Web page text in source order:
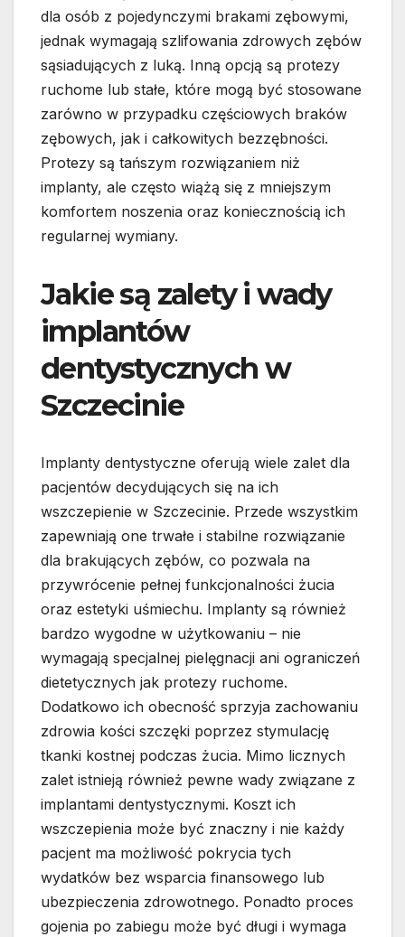
dla osób z pojedynczymi brakami zębowymi,
jednak wymagają szlifowania zdrowych zębów
sąsiadujących z luką. Inną opcją są protezy
ruchome lub stałe, które mogą być stosowane
zarówno w przypadku częściowych braków
zębowych, jak i całkowitych bezzębności.
Protezy są tańszym rozwiązaniem niż
implanty, ale często wiążą się z mniejszym
komfortem noszenia oraz koniecznością ich
regularnej wymiany.
Jakie są zalety i wady
implantów
dentystycznych w
Szczecinie
Implanty dentystyczne oferują wiele zalet dla
pacjentów decydujących się na ich
wszczepienie w Szczecinie. Przede wszystkim
zapewniają one trwałe i stabilne rozwiązanie
dla brakujących zębów, co pozwala na
przywrócenie pełnej funkcjonalności żucia
oraz estetyki uśmiechu. Implanty są również
bardzo wygodne w użytkowaniu – nie
wymagają specjalnej pielęgnacji ani ograniczeń
dietetycznych jak protezy ruchome.
Dodatkowo ich obecność sprzyja zachowaniu
zdrowia kości szczęki poprzez stymulację
tkanki kostnej podczas żucia. Mimo licznych
zalet istnieją również pewne wady związane z
implantami dentystycznymi. Koszt ich
wszczepienia może być znaczny i nie każdy
pacjent ma możliwość pokrycia tych
wydatków bez wsparcia finansowego lub
ubezpieczenia zdrowotnego. Ponadto proces
gojenia po zabiegu może być długi i wymaga